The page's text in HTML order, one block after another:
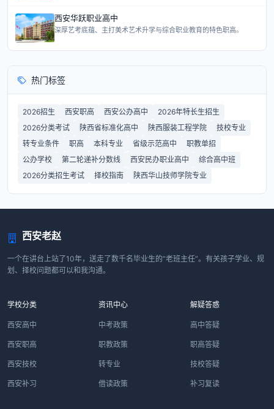
西安华跃职业高中
深厚艺考底蕴、主打美术艺术升学与综合职业教育的特色职高。
热门标签
2026招生 西安职高 西安公办高中
2026年特长生招生
2026分类考试
陕西省标准化高中 陕西服装工程学院
技校专业
转专业条件
职高 本科专业 省级示范高中
职教单招
公办学校
第二轮递补分数线 西安民办职业高中
综合高中班
2026分类招生考试
择校指南 陕西华山技师学院专业
西安老赵
一个在讲台上站了10年，送走了数千名毕业生的“老班主任”。有关孩子学业、规
划、择校问题都可以和我沟通。
学校分类
西安高中
西安职高
西安技校
西安补习
资讯中心
中考政策
职教政策
转专业
借读政策
解疑答惑
高中答疑
职高答疑
技校答疑
补习复读